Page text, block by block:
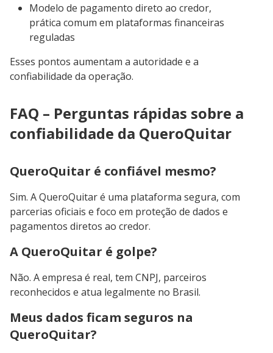
Modelo de pagamento direto ao credor,
prática comum em plataformas financeiras
reguladas
Esses pontos aumentam a autoridade e a
confiabilidade da operação.
FAQ – Perguntas rápidas sobre a
confiabilidade da QueroQuitar
QueroQuitar é confiável mesmo?
Sim. A QueroQuitar é uma plataforma segura, com
parcerias oficiais e foco em proteção de dados e
pagamentos diretos ao credor.
A QueroQuitar é golpe?
Não. A empresa é real, tem CNPJ, parceiros
reconhecidos e atua legalmente no Brasil.
Meus dados ficam seguros na
QueroQuitar?